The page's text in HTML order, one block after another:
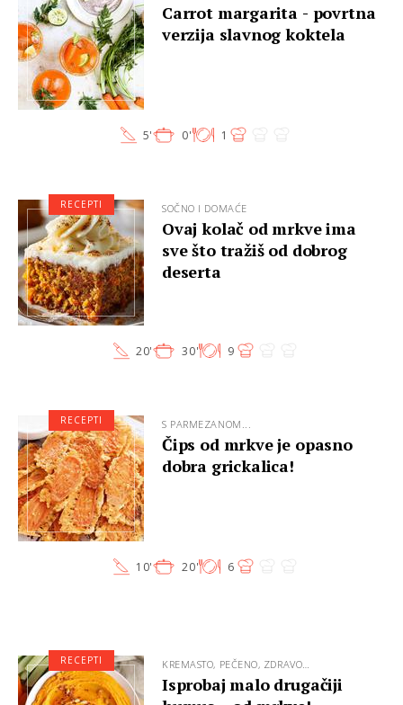
Carrot margarita - povrtna
verzija slavnog koktela
5' 0' 1
SOČNO I DOMAĆE
Ovaj kolač od mrkve ima
sve što tražiš od dobrog
deserta
20' 30' 9
RECEPTI
S PARMEZANOM...
Čips od mrkve je opasno
dobra grickalica!
10' 20' 6
RECEPTI
KREMASTO, PEČENO, ZDRAVO…
Isprobaj malo drugačiji
RECEPTI